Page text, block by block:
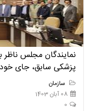
نمایندگان مجلس ناظر
پزشکی سابق، جای
سازمان
08 آبان 1403
0